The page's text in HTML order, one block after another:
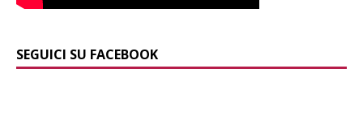
SEGUICI SU FACEBOOK